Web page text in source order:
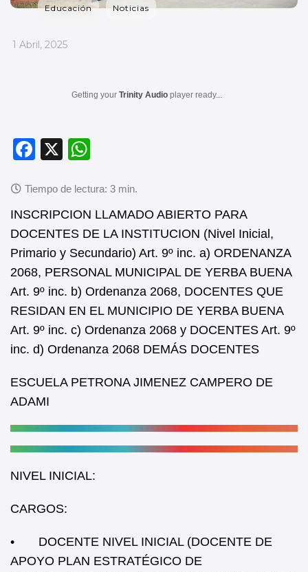
Educación Noticias
_1 Abril, 2025
Getting your Trinity Audio player ready...
F
c
e
b
o
o
k
X
at
s
A
p
p
INSCRIPCION LLAMADO ABIERTO PARA
DOCENTES DE LA INSTITUCION (Nivel Inicial,
Primario y Secundario) Art. 9º inc. a) ORDENANZA
2068, PERSONAL MUNICIPAL DE YERBA BUENA
Art. 9º inc. b) Ordenanza 2068, DOCENTES QUE
RESIDAN EN EL MUNICIPIO DE YERBA BUENA
Art. 9º inc. c) Ordenanza 2068 y DOCENTES Art. 9º
inc. d) Ordenanza 2068 DEMÁS DOCENTES
ESCUELA PETRONA JIMENEZ CAMPERO DE
ADAMI
NIVEL INICIAL:
CARGOS:
• DOCENTE NIVEL INICIAL (DOCENTE DE
APOYO PLAN ESTRATÉGICO DE